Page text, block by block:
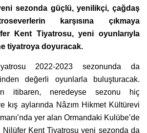
sezonda güçlü, yenilikçi, çağdaş
karşısına çıkmaya
Kent Tiyatrosu, yeni oyunlarıyla
tiyatroya doyuracak.
2022-2023 sezonunda da
değerli oyunlarla buluşturacak.
itibaren, neredeyse sezonu hiç
kış aylarında Nâzım Hikmet Kültürevi
yer alan Ormandaki Kulübe’de
Kent Tiyatrosu yeni sezonda da